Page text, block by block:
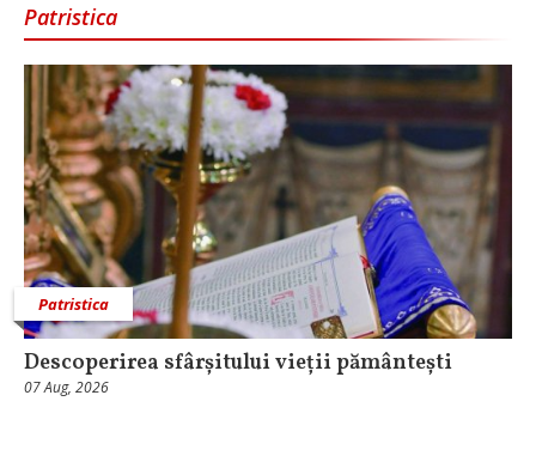
Patristica
Patristica
Descoperirea sfârșitului vieții pământești
07 Aug, 2026